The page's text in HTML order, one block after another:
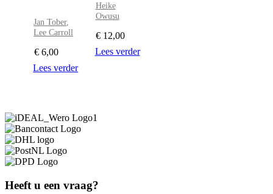
Jan Tober,
Lee Carroll
€ 6,00
Lees verder
Heike
Owusu
€ 12,00
Lees verder
Heeft u een vraag?